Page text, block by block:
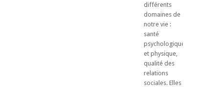
différents
domaines de
notre vie :
santé
psychologique
et physique,
qualité des
relations
sociales. Elles